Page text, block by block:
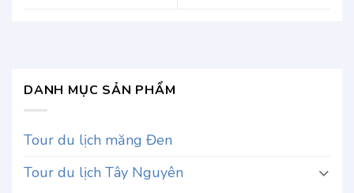
DANH MỤC SẢN PHẨM
Tour du lịch măng Đen
Tour du lịch Tây Nguyên